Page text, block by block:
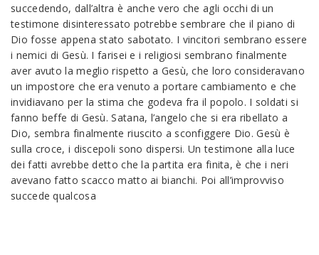
succedendo, dall’altra è anche vero che agli occhi di un
testimone disinteressato potrebbe sembrare che il piano di
Dio fosse appena stato sabotato. I vincitori sembrano essere
i nemici di Gesù. I farisei e i religiosi sembrano finalmente
aver avuto la meglio rispetto a Gesù, che loro consideravano
un impostore che era venuto a portare cambiamento e che
invidiavano per la stima che godeva fra il popolo. I soldati si
fanno beffe di Gesù. Satana, l’angelo che si era ribellato a
Dio, sembra finalmente riuscito a sconfiggere Dio. Gesù è
sulla croce, i discepoli sono dispersi. Un testimone alla luce
dei fatti avrebbe detto che la partita era finita, è che i neri
avevano fatto scacco matto ai bianchi. Poi all’improvviso
succede qualcosa